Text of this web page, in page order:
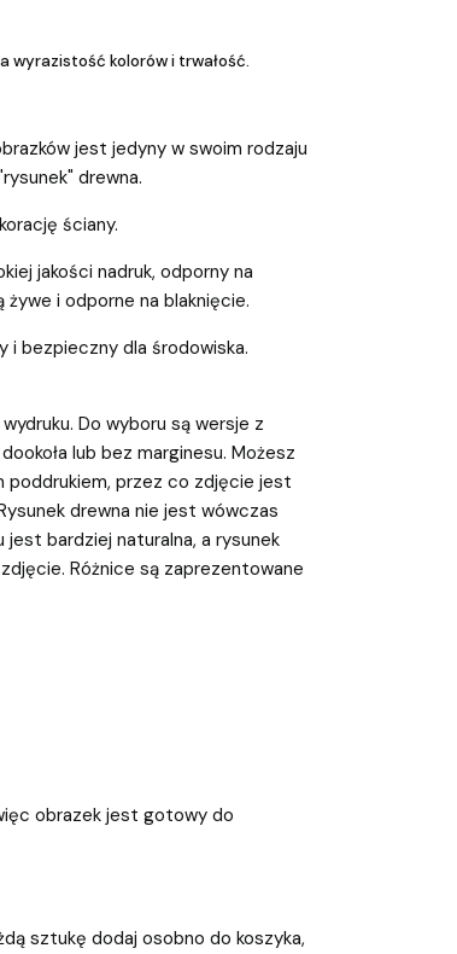
wyrazistość kolorów i trwałość.
jest jedyny w swoim rodzaju
drewna.
ściany.
jakości nadruk, odporny na
żywe i odporne na blaknięcie.
i bezpieczny dla środowiska.
Do wyboru są wersje z
lub bez marginesu. Możesz
poddrukiem, przez co zdjęcie jest
drewna nie jest wówczas
bardziej naturalna, a rysunek
Różnice są zaprezentowane
obrazek jest gotowy do
sztukę dodaj osobno do koszyka,